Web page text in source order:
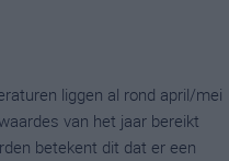
liggen al rond april/mei
van het jaar bereikt
betekent dit dat er een